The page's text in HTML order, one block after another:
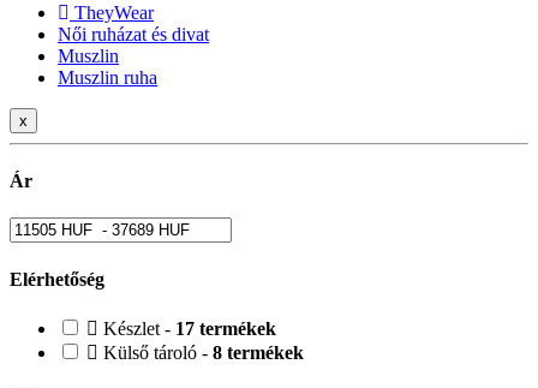
TheyWear
Női ruházat és divat
Muszlin
Muszlin ruha
x
Ár
Elérhetőség
Készlet - 17 termékek
Külső tároló - 8 termékek